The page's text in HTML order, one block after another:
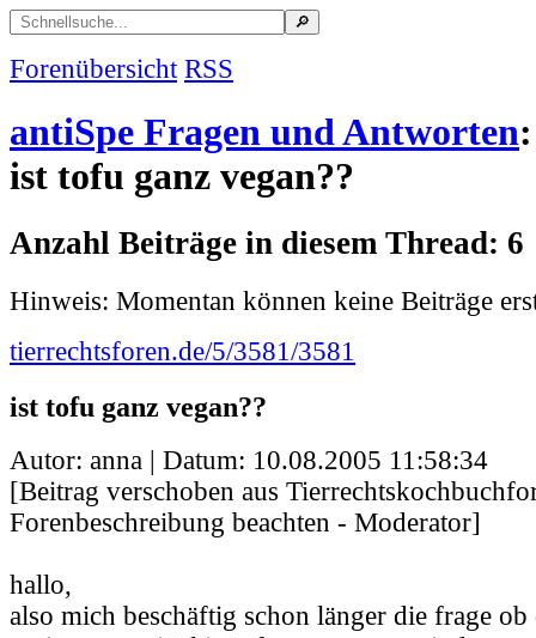
Forenübersicht RSS
antiSpe Fragen und Antworten:
ist tofu ganz vegan??
Anzahl Beiträge in diesem Thread: 6
Hinweis: Momentan können keine Beiträge
tierrechtsforen.de/5/3581/3581
ist tofu ganz vegan??
Autor: anna | Datum: 10.08.2005 11:58:34
[Beitrag verschoben aus
Forenbeschreibung beachten - Moderator]
hallo,
also mich beschäftig schon länger die frage ob